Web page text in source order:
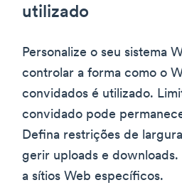
utilizado
Personalize o seu sistema
controlar a forma como o
convidados é utilizado.
convidado pode
Defina restrições de
gerir uploads e downloads.
a sítios Web específicos.